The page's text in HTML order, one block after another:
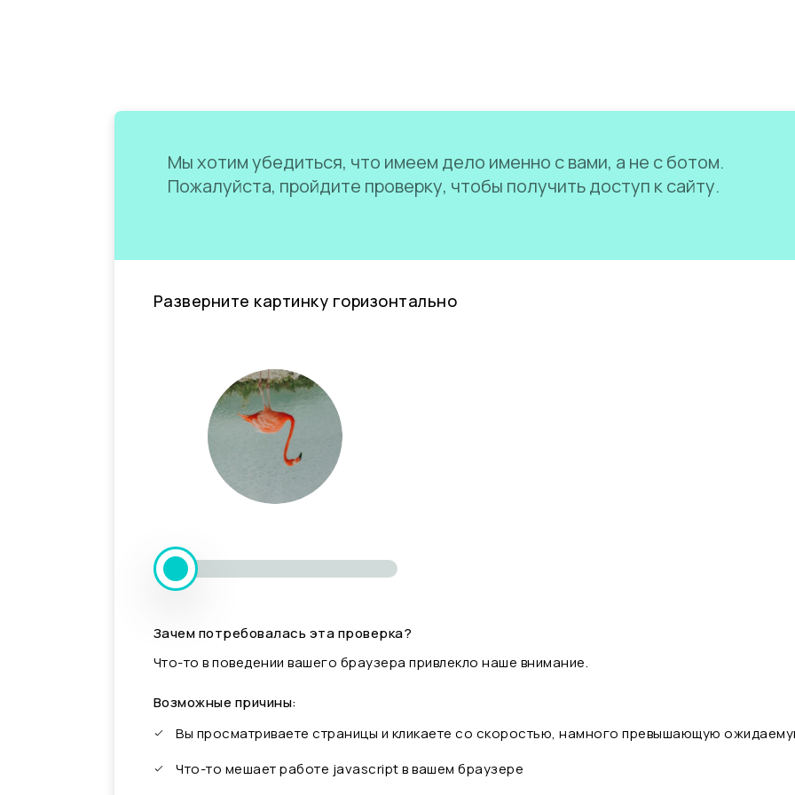
Мы хотим убедиться, что имеем дело именно с вами, а не с ботом.
Пожалуйста, пройдите проверку, чтобы получить доступ к сайту.
Разверните картинку горизонтально
Зачем потребовалась эта проверка?
Что-то в поведении вашего браузера привлекло наше внимание.
Возможные причины:
Вы просматриваете страницы и кликаете со скоростью, намного превышающую
Что-то мешает работе javascript в вашем браузере